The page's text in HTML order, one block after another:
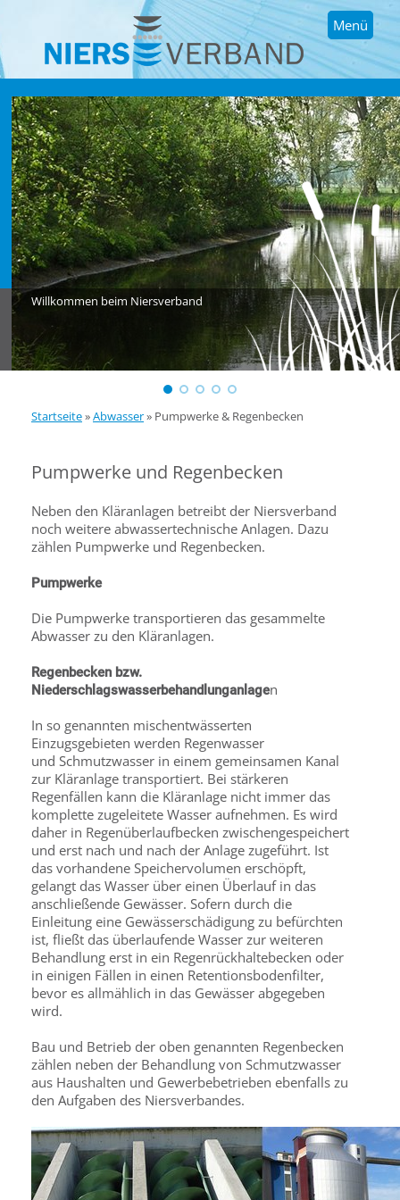
Menü
Willkommen beim Niersverband
Startseite»Abwasser» Pumpwerke & Regenbecken
Pumpwerke und Regenbecken
Neben den Kläranlagen betreibt der Niersverband
noch weitere abwassertechnische Anlagen. Dazu
zählen Pumpwerke und Regenbecken.
Pumpwerke
Die Pumpwerke transportieren das gesammelte
Abwasser zu den Kläranlagen.
Regenbecken bzw.
Niederschlagswasserbehandlunganlagen
In so genannten mischentwässerten
Einzugsgebieten werden Regenwasser
und Schmutzwasser in einem gemeinsamen Kanal
zur Kläranlage transportiert. Bei stärkeren
Regenfällen kann die Kläranlage nicht immer das
komplette zugeleitete Wasser aufnehmen. Es wird
daher in Regenüberlaufbecken zwischengespeichert
und erst nach und nach der Anlage zugeführt. Ist
das vorhandene Speichervolumen erschöpft,
gelangt das Wasser über einen Überlauf in das
anschließende Gewässer. Sofern durch die
Einleitung eine Gewässerschädigung zu befürchten
ist, fließt das überlaufende Wasser zur weiteren
Behandlung erst in ein Regenrückhaltebecken oder
in einigen Fällen in einen Retentionsbodenfilter,
bevor es allmählich in das Gewässer abgegeben
wird.
Bau und Betrieb der oben genannten Regenbecken
zählen neben der Behandlung von Schmutzwasser
aus Haushalten und Gewerbebetrieben ebenfalls zu
den Aufgaben des Niersverbandes.